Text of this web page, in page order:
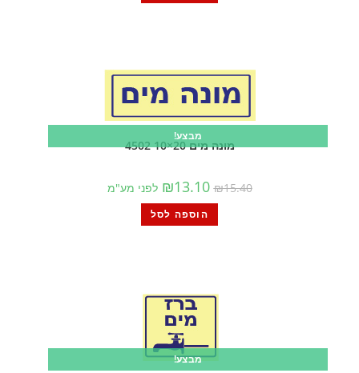
מבצע!
מונה מים 20×10 4502
₪15.40
₪13.10 לפני מע"מ
הוספה לסל
מבצע!